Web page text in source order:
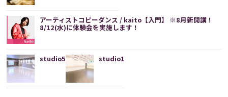
アーティストコピーダンス / kaito【入門】 ※8月新開講！
8/12(水)に体験会を実施します！
studio5 studio1